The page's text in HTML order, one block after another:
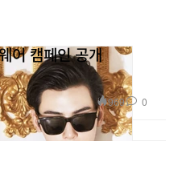
어 캠페인 공개
969 0